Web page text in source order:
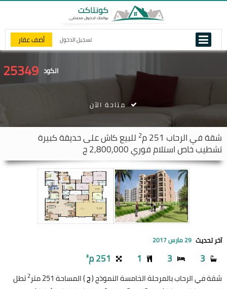
تسجيل الدخول أضف عقار
الكود 25349
شقة فيالرحاب 2 للبيع كاش على حديقة كبيرة
تشطيب خاص استلام فوري 2,800,000 ج
متاحة الآن
آخر تحديث 29 مارس 2017
3
3
1 251 م²
شقة في الرحاب بالمرحلة الخامسة النموذج (ح) المساحة 251 متر 2تطل